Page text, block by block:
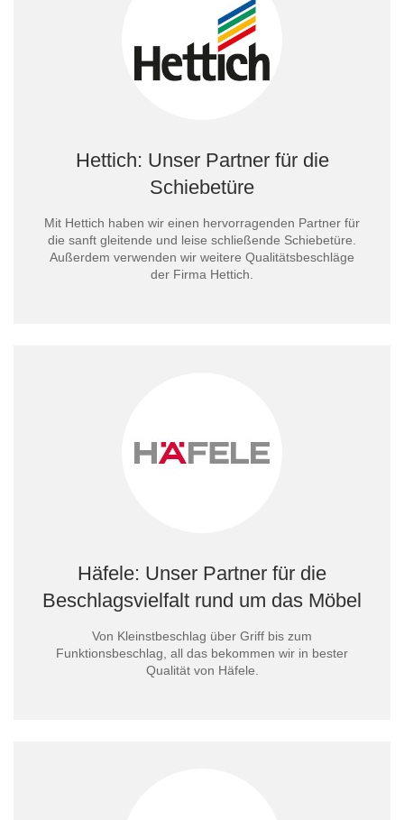
Hettich: Unser Partner für die
Schiebetüre
Mit Hettich haben wir einen hervorragenden Partner für
die sanft gleitende und leise schließende Schiebetüre.
Außerdem verwenden wir weitere Qualitätsbeschläge
der Firma Hettich.
Häfele: Unser Partner für die
Beschlagsvielfalt rund um das Möbel
Von Kleinstbeschlag über Griff bis zum
Funktionsbeschlag, all das bekommen wir in bester
Qualität von Häfele.